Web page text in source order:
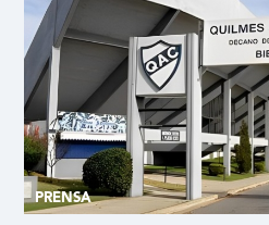
PRENSA